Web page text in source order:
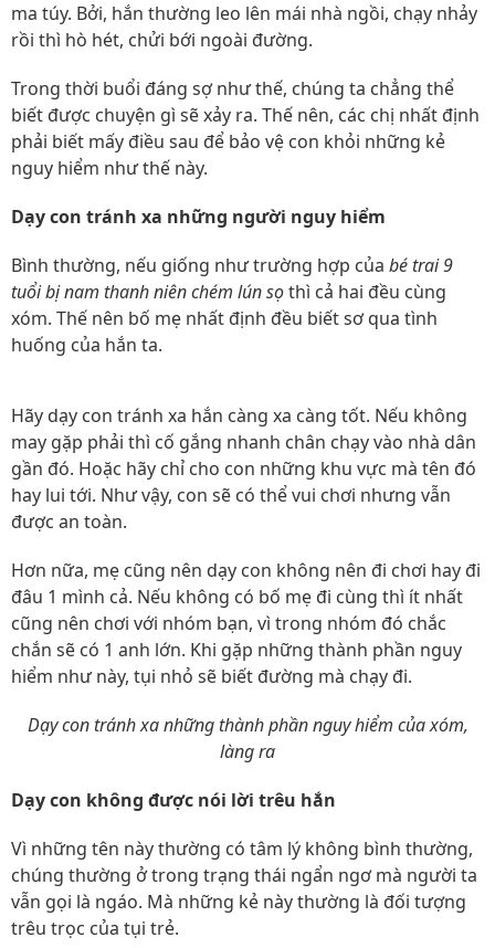
ma túy. Bởi, hắn thường leo lên mái nhà ngồi, chạy nhảy
rồi thì hò hét, chửi bới ngoài đường.
Trong thời buổi đáng sợ như thế, chúng ta chẳng thể
biết được chuyện gì sẽ xảy ra. Thế nên, các chị nhất định
phải biết mấy điều sau để bảo vệ con khỏi những kẻ
nguy hiểm như thế này.
Dạy con tránh xa những người nguy hiểm
Bình thường, nếu giống như trường hợp của bé trai 9
tuổi bị nam thanh niên chém lún sọthì cả hai đều cùng
xóm. Thế nên bố mẹ nhất định đều biết sơ qua tình
huống của hắn ta.
Hãy dạy con tránh xa hắn càng xa càng tốt. Nếu không
may gặp phải thì cố gắng nhanh chân chạy vào nhà dân
gần đó. Hoặc hãy chỉ cho con những khu vực mà tên đó
hay lui tới. Như vậy, con sẽ có thể vui chơi nhưng vẫn
được an toàn.
Hơn nữa, mẹ cũng nên dạy con không nên đi chơi hay đi
đâu 1 mình cả. Nếu không có bố mẹ đi cùng thì ít nhất
cũng nên chơi với nhóm bạn, vì trong nhóm đó chắc
chắn sẽ có 1 anh lớn. Khi gặp những thành phần nguy
hiểm như này, tụi nhỏ sẽ biết đường mà chạy đi.
Dạy con tránh xa những thành phần nguy hiểm của xóm,
làng ra
Dạy con không được nói lời trêu hắn
Vì những tên này thường có tâm lý không bình thường,
chúng thường ở trong trạng thái ngẩn ngơ mà người ta
vẫn gọi là ngáo. Mà những kẻ này thường là đối tượng
trêu trọc của tụi trẻ.